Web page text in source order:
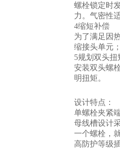
螺栓锁定时
力。气密性
4缩短补偿
为了满足因
缩接头单元
5规划双头扭
安装双头螺
明扭矩。
设计特点：
单螺栓夹紧
母线槽设计
一个螺栓，
高防护等级